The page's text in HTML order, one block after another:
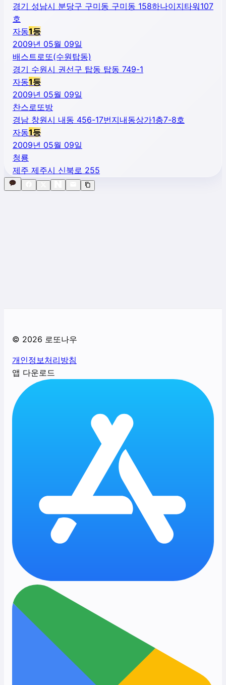
경기 성남시 분당구 구미동 구미동 158하나이지타워107
호
자동1등
2009년 05월 09일
배스트로또(수원탑동)
경기 수원시 권선구 탑동 탑동 749-1
자동1등
2009년 05월 09일
찬스로또방
경남 창원시 내동 456-17번지내동상가1층7-8호
자동1등
2009년 05월 09일
청룡
제주 제주시 신북로 255
© 2026 로또나우
개인정보처리방침
앱 다운로드